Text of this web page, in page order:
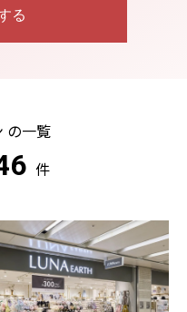
る
の一覧
件